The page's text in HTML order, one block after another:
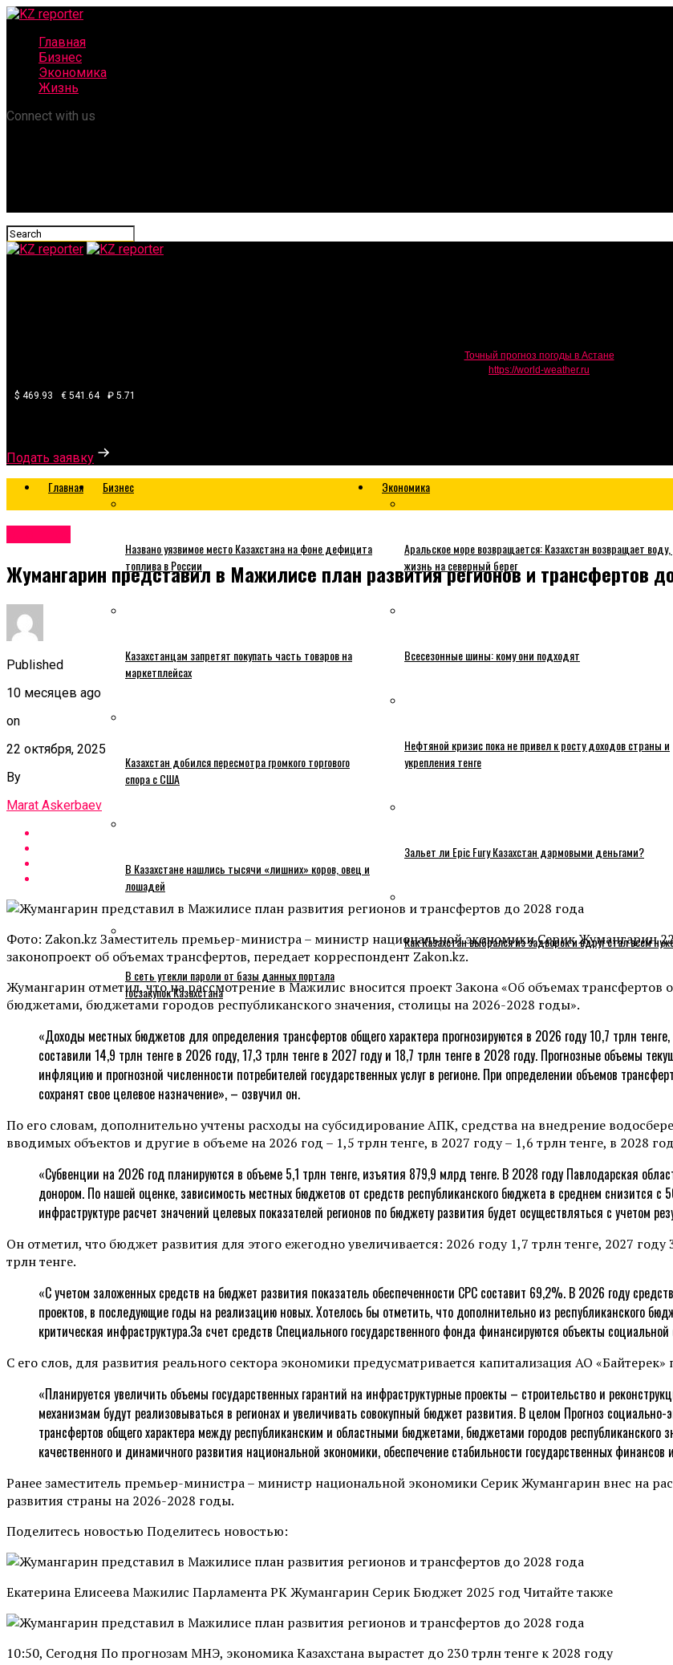
Главная
Бизнес
Экономика
Жизнь
Connect with us
Точный прогноз погоды в Астане
https://world-weather.ru
$ 469.93 € 541.64 ₽ 5.71
Подать заявку
Главная Бизнес
Названо уязвимое место Казахстана на фоне дефицита
топлива в России
Казахстанцам запретят покупать часть товаров на
маркетплейсах
Казахстан добился пересмотра громкого торгового
спора с США
В Казахстане нашлись тысячи «лишних» коров, овец и
лошадей
В сеть утекли пароли от базы данных портала
госзакупок Казахстана
Экономика
Аральское море возвращается: Казахстан возвращает
жизнь на северный берег
Всесезонные шины: кому они подходят
Нефтяной кризис пока не привел к росту доходов страны и
укрепления тенге
Зальет ли Epic Fury Казахстан дармовыми деньгами?
Как Казахстан выбрался из задворок и вдруг стал всем
Жумангарин представил в Мажилисе план развития регионов и трансфертов
Published
10 месяцев ago
on
22 октября, 2025
By
Marat Askerbaev
Фото: Zakon.kz Заместитель премьер-министра – министр национальной экономики Серик Жумангарин
законопроект об объемах трансфертов, передает корреспондент Zakon.kz.
Жумангарин отметил, что на рассмотрение в Мажилис вносится проект Закона «Об объемах
бюджетами, бюджетами городов республиканского значения, столицы на 2026-2028 годы».
«Доходы местных бюджетов для определения трансфертов общего характера прогнозируются в 2026 году 10,7 трлн
составили 14,9 трлн тенге в 2026 году, 17,3 трлн тенге в 2027 году и 18,7 трлн тенге в 2028 году. Прогнозные объемы
инфляцию и прогнозной численности потребителей государственных услуг в регионе. При определении объемов
сохранят свое целевое назначение», – озвучил он.
По его словам, дополнительно учтены расходы на субсидирование АПК, средства на внедрение
вводимых объектов и другие в объеме на 2026 год – 1,5 трлн тенге, в 2027 году – 1,6 трлн тенге, в 2028
«Субвенции на 2026 год планируются в объеме 5,1 трлн тенге, изъятия 879,9 млрд тенге. В 2028 году Павлодарская
донором. По нашей оценке, зависимость местных бюджетов от средств республиканского бюджета в среднем снизится
инфраструктуре расчет значений целевых показателей регионов по бюджету развития будет осуществляться с учетом
Он отметил, что бюджет развития для этого ежегодно увеличивается: 2026 году 1,7 трлн тенге, 2027 году
трлн тенге.
«С учетом заложенных средств на бюджет развития показатель обеспеченности СРС составит 69,2%. В 2026 году
проектов, в последующие годы на реализацию новых. Хотелось бы отметить, что дополнительно из республиканского
критическая инфраструктура.За счет средств Специального государственного фонда финансируются объекты
С его слов, для развития реального сектора экономики предусматривается капитализация АО «Байтерек»
«Планируется увеличить объемы государственных гарантий на инфраструктурные проекты – строительство и
механизмам будут реализовываться в регионах и увеличивать совокупный бюджет развития. В целом Прогноз
трансфертов общего характера между республиканским и областными бюджетами, бюджетами городов
качественного и динамичного развития национальной экономики, обеспечение стабильности государственных
Ранее заместитель премьер-министра – министр национальной экономики Серик Жумангарин внес на
развития страны на 2026-2028 годы.
Поделитесь новостью Поделитесь новостью:
Екатерина Елисеева Мажилис Парламента РК Жумангарин Серик Бюджет 2025 год Читайте также
10:50, Сегодня По прогнозам МНЭ, экономика Казахстана вырастет до 230 трлн тенге к 2028 году